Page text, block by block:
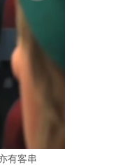
有客串